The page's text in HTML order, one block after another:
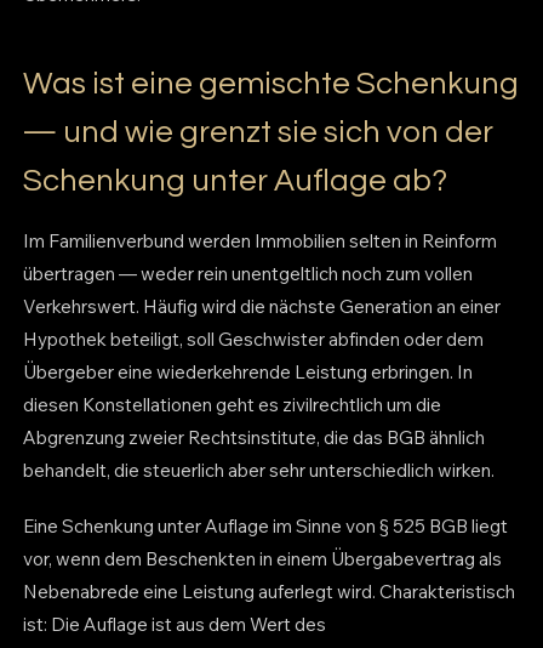
Was ist eine gemischte Schenkung
— und wie grenzt sie sich von der
Schenkung unter Auflage ab?
Im Familienverbund werden Immobilien selten in Reinform
übertragen — weder rein unentgeltlich noch zum vollen
Verkehrswert. Häufig wird die nächste Generation an einer
Hypothek beteiligt, soll Geschwister abfinden oder dem
Übergeber eine wiederkehrende Leistung erbringen. In
diesen Konstellationen geht es zivilrechtlich um die
Abgrenzung zweier Rechtsinstitute, die das BGB ähnlich
behandelt, die steuerlich aber sehr unterschiedlich wirken.
Eine Schenkung unter Auflage im Sinne von § 525 BGB liegt
vor, wenn dem Beschenkten in einem Übergabevertrag als
Nebenabrede eine Leistung auferlegt wird. Charakteristisch
ist: Die Auflage ist aus dem Wert des